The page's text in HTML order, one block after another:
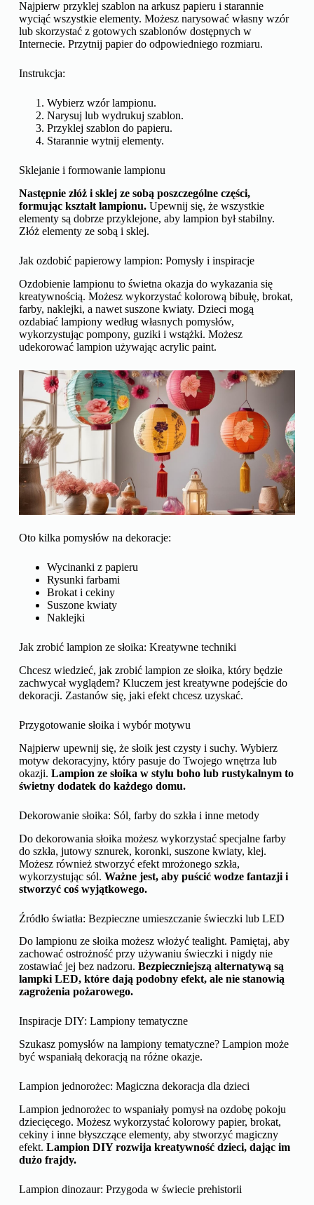
Najpierw przyklej szablon na arkusz papieru i starannie
wyciąć wszystkie elementy. Możesz narysować własny wzór
lub skorzystać z gotowych szablonów dostępnych w
Internecie. Przytnij papier do odpowiedniego rozmiaru.
Instrukcja:
Wybierz wzór lampionu.
Narysuj lub wydrukuj szablon.
Przyklej szablon do papieru.
Starannie wytnij elementy.
Sklejanie i formowanie lampionu
Następnie złóż i sklej ze sobą poszczególne części,
formując kształt lampionu.Upewnij się, że wszystkie
elementy są dobrze przyklejone, aby lampion był stabilny.
Złóż elementy ze sobą i sklej.
Jak ozdobić papierowy lampion: Pomysły i inspiracje
Ozdobienie lampionu to świetna okazja do wykazania się
kreatywnością. Możesz wykorzystać kolorową bibułę, brokat,
farby, naklejki, a nawet suszone kwiaty. Dzieci mogą
ozdabiać lampiony według własnych pomysłów,
wykorzystując pompony, guziki i wstążki. Możesz
udekorować lampion używając acrylic paint.
Oto kilka pomysłów na dekoracje:
Wycinanki z papieru
Rysunki farbami
Brokat i cekiny
Suszone kwiaty
Naklejki
Jak zrobić lampion ze słoika: Kreatywne techniki
Chcesz wiedzieć, jak zrobić lampion ze słoika, który będzie
zachwycał wyglądem? Kluczem jest kreatywne podejście do
dekoracji. Zastanów się, jaki efekt chcesz uzyskać.
Przygotowanie słoika i wybór motywu
Najpierw upewnij się, że słoik jest czysty i suchy. Wybierz
motyw dekoracyjny, który pasuje do Twojego wnętrza lub
okazji. Lampion ze słoika w stylu boho lub rustykalnym to
świetny dodatek do każdego domu.
Dekorowanie słoika: Sól, farby do szkła i inne metody
Do dekorowania słoika możesz wykorzystać specjalne farby
do szkła, jutowy sznurek, koronki, suszone kwiaty, klej.
Możesz również stworzyć efekt mrożonego szkła,
wykorzystując sól. Ważne jest, aby puścić wodze fantazji i
stworzyć coś wyjątkowego.
Źródło światła: Bezpieczne umieszczanie świeczki lub LED
Do lampionu ze słoika możesz włożyć tealight. Pamiętaj, aby
zachować ostrożność przy używaniu świeczki i nigdy nie
zostawiać jej bez nadzoru. Bezpieczniejszą alternatywą są
lampki LED, które dają podobny efekt, ale nie stanowią
zagrożenia pożarowego.
Inspiracje DIY: Lampiony tematyczne
Szukasz pomysłów na lampiony tematyczne? Lampion może
być wspaniałą dekoracją na różne okazje.
Lampion jednorożec: Magiczna dekoracja dla dzieci
Lampion jednorożec to wspaniały pomysł na ozdobę pokoju
dziecięcego. Możesz wykorzystać kolorowy papier, brokat,
cekiny i inne błyszczące elementy, aby stworzyć magiczny
efekt. Lampion DIY rozwija kreatywność dzieci, dając im
dużo frajdy.
Lampion dinozaur: Przygoda w świecie prehistorii